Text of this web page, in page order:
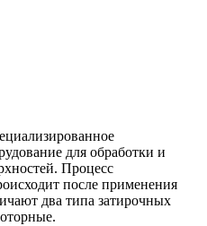
для обработки и
Процесс
после применения
два типа затирочных